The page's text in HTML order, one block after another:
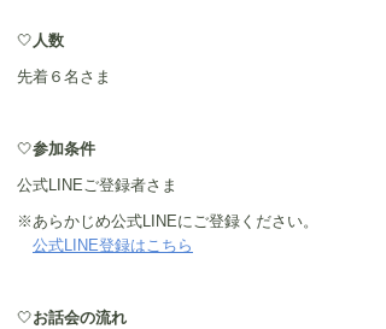
🤍人数
先着６名さま
🤍参加条件
公式LINEご登録者さま
※あらかじめ公式LINEにご登録ください。
公式LINE登録はこちら
🤍お話会の流れ